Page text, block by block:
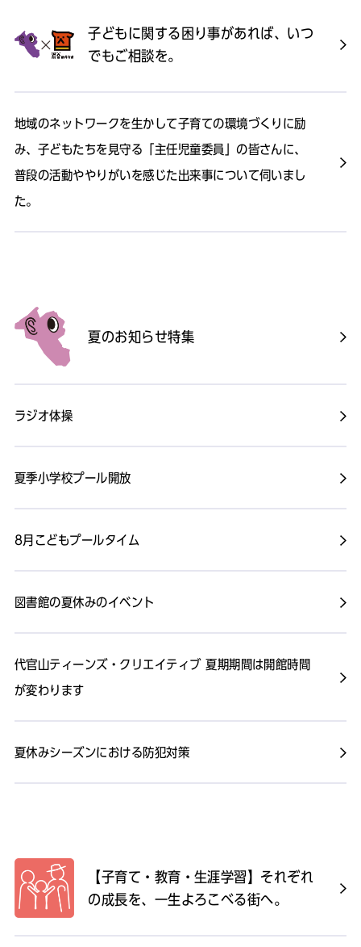
子どもに関する困り事があれば、いつ
でもご相談を。
地域のネットワークを生かして子育ての環境づくりに励
み、子どもたちを見守る「主任児童委員」の皆さんに、
普段の活動ややりがいを感じた出来事について伺いまし
た。
夏のお知らせ特集
ラジオ体操
夏季小学校プール開放
8月こどもプールタイム
図書館の夏休みのイベント
代官山ティーンズ・クリエイティブ 夏期期間は開館時間
が変わります
夏休みシーズンにおける防犯対策
【子育て・教育・生涯学習】それぞれ
の成長を、一生よろこべる街へ。